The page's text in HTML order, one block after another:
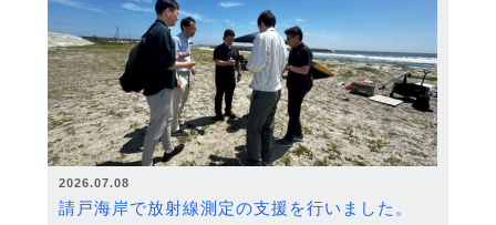
2026.07.08
請戸海岸で放射線測定の支援を行いました。